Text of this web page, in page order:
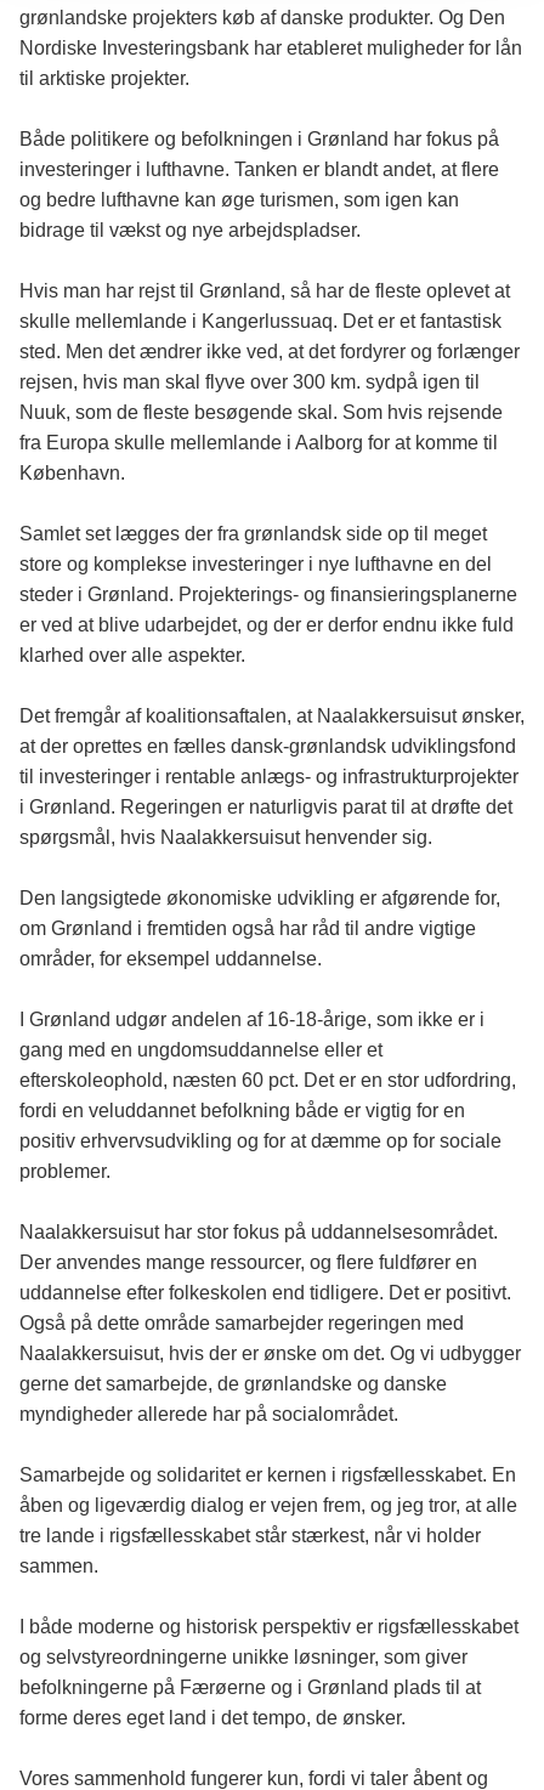
grønlandske projekters køb af danske produkter. Og Den
Nordiske Investeringsbank har etableret muligheder for lån
til arktiske projekter.
Både politikere og befolkningen i Grønland har fokus på
investeringer i lufthavne. Tanken er blandt andet, at flere
og bedre lufthavne kan øge turismen, som igen kan
bidrage til vækst og nye arbejdspladser.
Hvis man har rejst til Grønland, så har de fleste oplevet at
skulle mellemlande i Kangerlussuaq. Det er et fantastisk
sted. Men det ændrer ikke ved, at det fordyrer og forlænger
rejsen, hvis man skal flyve over 300 km. sydpå igen til
Nuuk, som de fleste besøgende skal. Som hvis rejsende
fra Europa skulle mellemlande i Aalborg for at komme til
København.
Samlet set lægges der fra grønlandsk side op til meget
store og komplekse investeringer i nye lufthavne en del
steder i Grønland. Projekterings- og finansieringsplanerne
er ved at blive udarbejdet, og der er derfor endnu ikke fuld
klarhed over alle aspekter.
Det fremgår af koalitionsaftalen, at Naalakkersuisut ønsker,
at der oprettes en fælles dansk-grønlandsk udviklingsfond
til investeringer i rentable anlægs- og infrastrukturprojekter
i Grønland. Regeringen er naturligvis parat til at drøfte det
spørgsmål, hvis Naalakkersuisut henvender sig.
Den langsigtede økonomiske udvikling er afgørende for,
om Grønland i fremtiden også har råd til andre vigtige
områder, for eksempel uddannelse.
I Grønland udgør andelen af 16-18-årige, som ikke er i
gang med en ungdomsuddannelse eller et
efterskoleophold, næsten 60 pct. Det er en stor udfordring,
fordi en veluddannet befolkning både er vigtig for en
positiv erhvervsudvikling og for at dæmme op for sociale
problemer.
Naalakkersuisut har stor fokus på uddannelsesområdet.
Der anvendes mange ressourcer, og flere fuldfører en
uddannelse efter folkeskolen end tidligere. Det er positivt.
Også på dette område samarbejder regeringen med
Naalakkersuisut, hvis der er ønske om det. Og vi udbygger
gerne det samarbejde, de grønlandske og danske
myndigheder allerede har på socialområdet.
Samarbejde og solidaritet er kernen i rigsfællesskabet. En
åben og ligeværdig dialog er vejen frem, og jeg tror, at alle
tre lande i rigsfællesskabet står stærkest, når vi holder
sammen.
I både moderne og historisk perspektiv er rigsfællesskabet
og selvstyreordningerne unikke løsninger, som giver
befolkningerne på Færøerne og i Grønland plads til at
forme deres eget land i det tempo, de ønsker.
Vores sammenhold fungerer kun, fordi vi taler åbent og